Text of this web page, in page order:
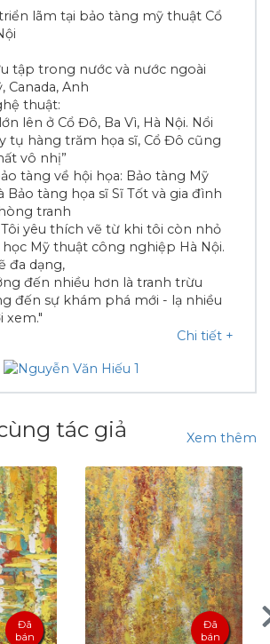
lãm tại bảo tàng mỹ thuật Cổ
tập trong nước và nước ngoài
Canada, Anh
thuật:
lên ở Cổ Đô, Ba Vì, Hà Nội. Nổi
tụ hàng trăm họa sĩ, Cổ Đô cũng
vô nhị”
tàng về hội họa: Bảo tàng Mỹ
Bảo tàng họa sĩ Sĩ Tốt và gia đình
tranh
yêu thích vẽ từ khi tôi còn nhỏ
học Mỹ thuật công nghiệp Hà Nội.
đa dạng,
đến nhiều hơn là tranh trừu
đến sự khám phá mới - lạ nhiều
xem."
Chi tiết +
tác giả Xem thêm
Đã
bán
Đã
bán